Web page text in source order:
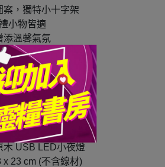
，獨特小十字架
小物皆適
溫馨氣氛
用壽命長/高亮度
也方便攜帶
當睡眠輔助
木 USB LED小夜燈
23 cm (不含線材)